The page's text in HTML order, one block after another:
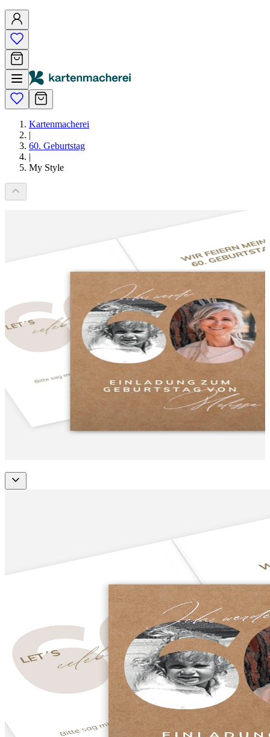
Kartenmacherei
|
60. Geburtstag
|
My Style